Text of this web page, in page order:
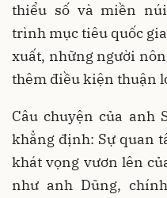
thiểu số và miền
trình mục tiêu quốc
xuất, những người
thêm điều kiện thuận
Câu chuyện của anh
khẳng định: Sự quan
khát vọng vươn lên
như anh Dũng,